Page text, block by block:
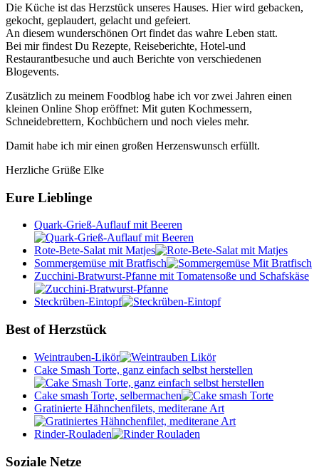
Die Küche ist das Herzstück unseres Hauses. Hier wird gebacken,
gekocht, geplaudert, gelacht und gefeiert.
An diesem wunderschönen Ort findet das wahre Leben statt.
Bei mir findest Du Rezepte, Reiseberichte, Hotel-und
Restaurantbesuche und auch Berichte von verschiedenen
Blogevents.
Zusätzlich zu meinem Foodblog habe ich vor zwei Jahren einen
kleinen Online Shop eröffnet: Mit guten Kochmessern,
Schneidebrettern, Kochbüchern und noch vieles mehr.
Damit habe ich mir einen großen Herzenswunsch erfüllt.
Herzliche Grüße Elke
Eure Lieblinge
Quark-Grieß-Auflauf mit Beeren
Rote-Bete-Salat mit Matjes
Sommergemüse mit Bratfisch
Zucchini-Bratwurst-Pfanne mit Tomatensoße und Schafskäse
Steckrüben-Eintopf
Best of Herzstück
Weintrauben-Likör
Cake Smash Torte, ganz einfach selbst herstellen
Cake smash Torte, selbermachen
Gratinierte Hähnchenfilets, mediterane Art
Rinder-Rouladen
Soziale Netze